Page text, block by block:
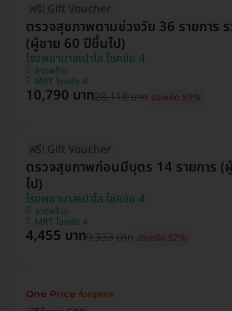
ฟรี! Gift Voucher
ตรวจสุขภาพตามช่วงวัย 36 รายการ
(ผู้ชาย 60 ปีขึ้นไป)
โรงพยาบาลเปาโล โชคชัย 4
ลาดพร้าว
MRT โชคชัย 4
10,790 บาท28,118 บาท ประหยัด 59%
ฟรี! Gift Voucher
ตรวจสุขภาพก่อนมีบุตร 14 รายการ
ไป)
โรงพยาบาลเปาโล โชคชัย 4
ลาดพร้าว
MRT โชคชัย 4
4,455 บาท9,333 บาท ประหยัด 52%